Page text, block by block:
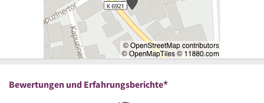
Bewertungen und Erfahrungsberichte*